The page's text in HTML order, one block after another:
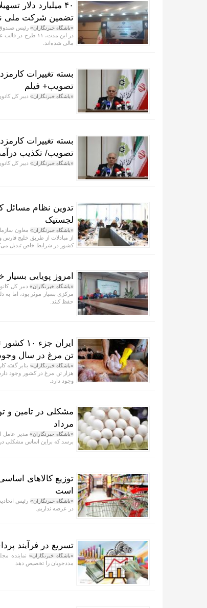
تضمین شرکت ملی
«باشگاه خبرنگاران» رئیس
مالی شده‌اند.
بسته تغییرات
تصویب+ فیلم
«باشگاه خبرنگاران» دبیر کل
بسته تغییرات
تصویب/ تکذیب
«باشگاه خبرنگاران» دبیر کل
لجستیک
«باشگاه خبرنگاران»
از مبادلات از طریق خلیج
کشور در شرایط خاص تبدیل
امروز پویایی
«باشگاه خبرنگاران»دبیر کل
مرکزی بسیار موثر بود، اما به
حفظ کنند.
تن مرغ در سال
«باشگاه خبرنگاران»
وجود دارد.
مرداد
«باشگاه خبرنگاران»
برسد که براین اساس مشکلی در
است
«باشگاه خبرنگاران»
در عرضه نداریم.
تسریع در فرآیند
«باشگاه خبرنگاران» نماینده
مددجویان را تخصیص دهد